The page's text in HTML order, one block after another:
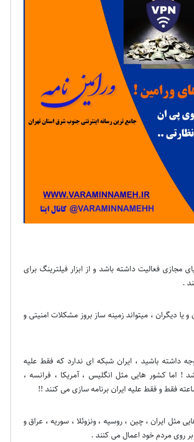
مجازی فعالیت داشته باشد و از ابزار فیلترینگ برای
.
دیگران ، میتواند زمینه ساز بروز مشکلات امنیتی و
داشته باشید ، ایران شبکه ای ندارد که فقط علیه
! اما کشور هایی مثل انگلیس ، آمریکا ، فرانسه ،
مثل ایران ، چین ، روسیه ، ونزوئلا ، سوریه ، عراق و
روی مردم خود اعمال می کنند .